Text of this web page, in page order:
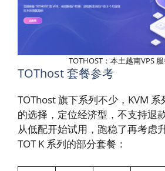
TOTHOST：本土越南VPS
TOThost 套餐参考
TOThost 旗下系列不少，KVM
的选择，定位经济型，不支持退
从低配开始试用，跑稳了再考虑
TOT K 系列的部分套餐：